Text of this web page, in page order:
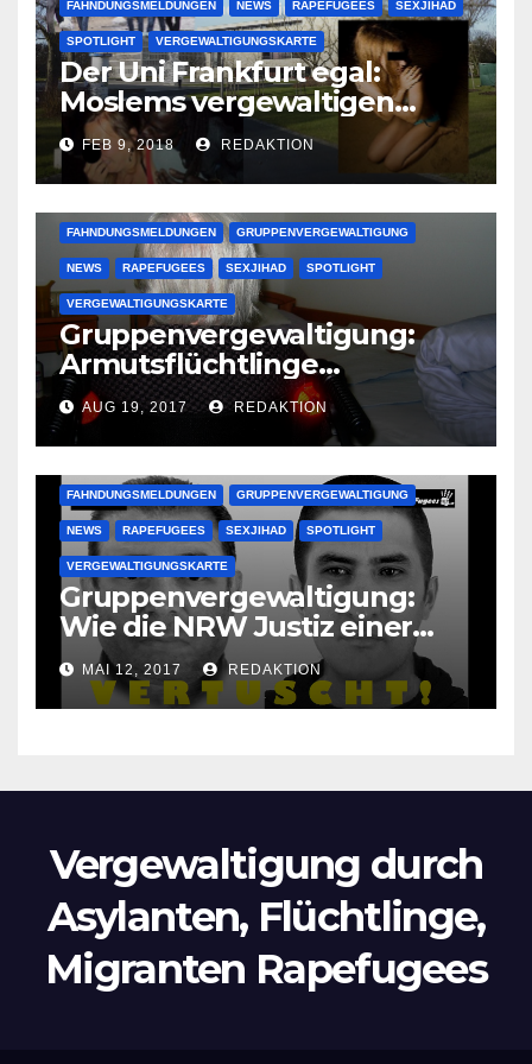
FAHNDUNGSMELDUNGEN NEWS RAPEFUGEES SEXJIHAD
SPOTLIGHT VERGEWALTIGUNGSKARTE
Der Uni Frankfurt egal:
Moslems vergewaltigen
deutsche Studentinnen auf
Uni-Campus
FEB 9, 2018 REDAKTION
FAHNDUNGSMELDUNGEN GRUPPENVERGEWALTIGUNG
NEWS RAPEFUGEES SEXJIHAD SPOTLIGHT
VERGEWALTIGUNGSKARTE
Gruppenvergewaltigung:
Armutsflüchtlinge
vergewaltigen bettlägerige
Oma im Schlaf
krankenhausreif
AUG 19, 2017 REDAKTION
FAHNDUNGSMELDUNGEN GRUPPENVERGEWALTIGUNG
NEWS RAPEFUGEES SEXJIHAD SPOTLIGHT
VERGEWALTIGUNGSKARTE
Gruppenvergewaltigung:
Wie die NRW Justiz einer
Lokalzeitung verbietet diese
Bilder zu veröffentlichen
MAI 12, 2017 REDAKTION
Vergewaltigung durch
Asylanten, Flüchtlinge,
Migranten Rapefugees